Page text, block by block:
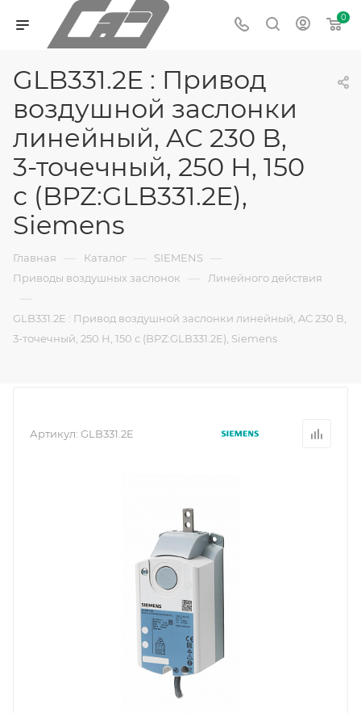
0
GLB331.2E : Привод
воздушной заслонки
линейный, AC 230 В,
3-точечный, 250 Н, 150
с (BPZ:GLB331.2E),
Siemens
Главная — Каталог — SIEMENS —
Приводы воздушных заслонок — Линейного действия
—
GLB331.2E : Привод воздушной заслонки линейный, AC 230 В,
3-точечный, 250 Н, 150 с (BPZ:GLB331.2E), Siemens
Артикул: GLB331.2E